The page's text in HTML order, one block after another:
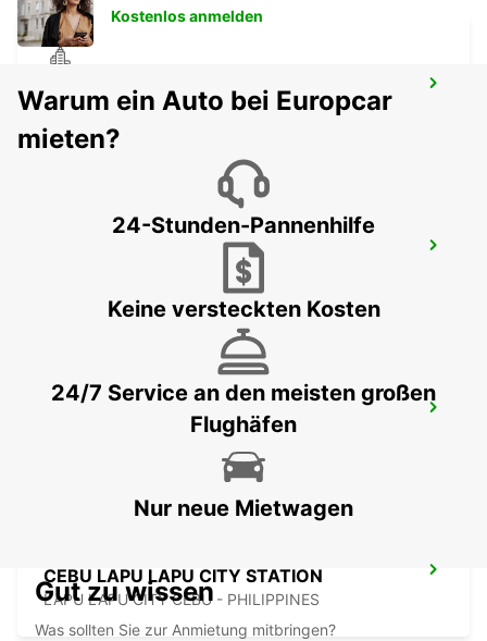
CLARK PAVILION MALL STATION
ANGELES CITY PAMPANGA - PHILIPPINES
ANGELES CITY PAMPANGA - PHILIPPINES
CEBU SEDA AYALA CENTER CEBU
CEBU CITY - PHILIPPINES
CEBU LAPU LAPU CITY STATION
LAPU LAPU CITY CEBU - PHILIPPINES
Kostenlos anmelden
Warum ein Auto bei Europcar
mieten?
24-Stunden-Pannenhilfe
Keine versteckten Kosten
24/7 Service an den meisten großen
Flughäfen
Nur neue Mietwagen
Gut zu wissen
Was sollten Sie zur Anmietung mitbringen?